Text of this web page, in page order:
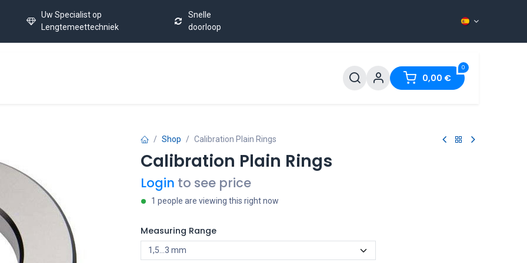
Uw Specialist op
Lengtemeettechniek
Snelle
doorloop
Contact
0
0,00 €
Shop Calibration Plain Rings
Calibration Plain Rings
Login to see price
1 people are viewing this right now
Measuring Range